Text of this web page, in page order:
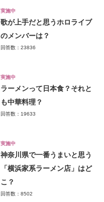
実施中
歌が上手だと思うホロライブ
のメンバーは？
回答数：23836
実施中
ラーメンって日本食？それと
も中華料理？
回答数：19633
実施中
神奈川県で一番うまいと思う
「横浜家系ラーメン店」はど
こ？
回答数：8502